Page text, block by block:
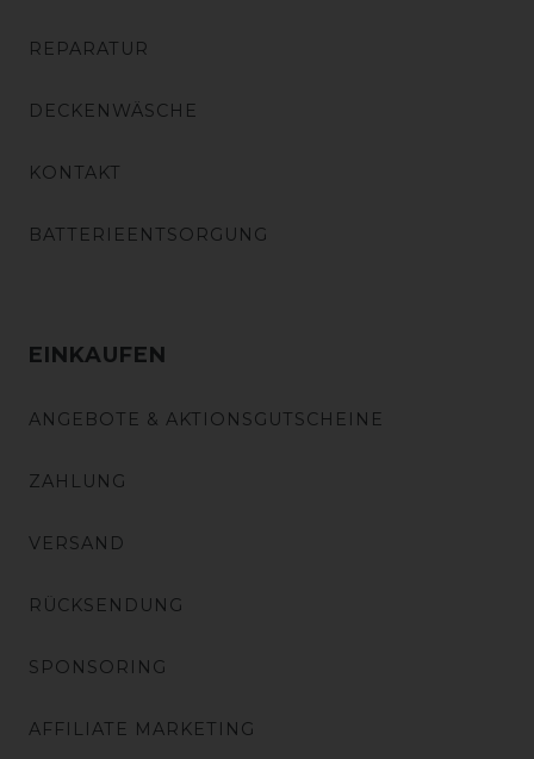
REPARATUR
DECKENWÄSCHE
KONTAKT
BATTERIEENTSORGUNG
EINKAUFEN
ANGEBOTE & AKTIONSGUTSCHEINE
ZAHLUNG
VERSAND
RÜCKSENDUNG
SPONSORING
AFFILIATE MARKETING